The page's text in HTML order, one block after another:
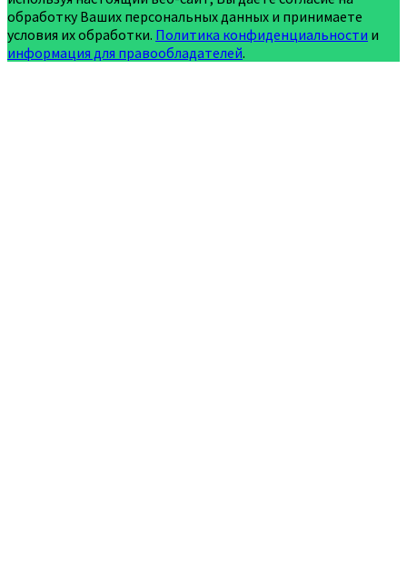
обработку Ваших персональных данных и принимаете
условия их обработки. Политика конфиденциальности и
информация для правообладателей.